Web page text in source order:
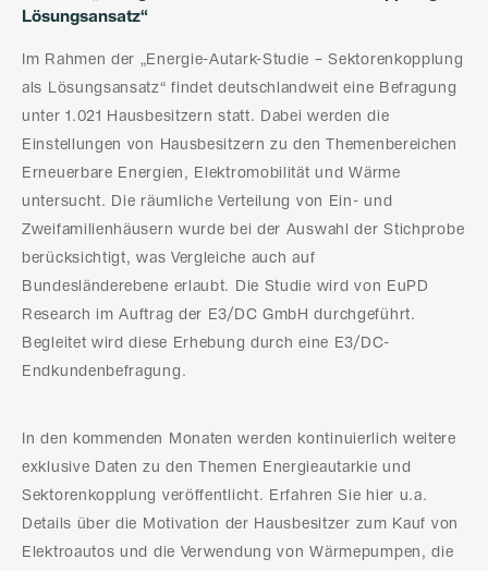
Lösungsansatz“
Im Rahmen der „Energie-Autark-Studie – Sektorenkopplung
als Lösungsansatz“ findet deutschlandweit eine Befragung
unter 1.021 Hausbesitzern statt. Dabei werden die
Einstellungen von Hausbesitzern zu den Themenbereichen
Erneuerbare Energien, Elektromobilität und Wärme
untersucht. Die räumliche Verteilung von Ein- und
Zweifamilienhäusern wurde bei der Auswahl der Stichprobe
berücksichtigt, was Vergleiche auch auf
Bundesländerebene erlaubt. Die Studie wird von EuPD
Research im Auftrag der E3/DC GmbH durchgeführt.
Begleitet wird diese Erhebung durch eine E3/DC-
Endkundenbefragung.
In den kommenden Monaten werden kontinuierlich weitere
exklusive Daten zu den Themen Energieautarkie und
Sektorenkopplung veröffentlicht. Erfahren Sie hier u.a.
Details über die Motivation der Hausbesitzer zum Kauf von
Elektroautos und die Verwendung von Wärmepumpen, die